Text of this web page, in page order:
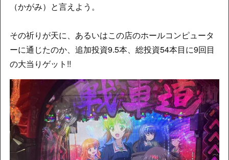
（かがみ）と言えよう。
その祈りが天に、あるいはこの店のホールコンピュータ
ーに通じたのか、追加投資9.5本、総投資54本目に9回目
の大当りゲット!!